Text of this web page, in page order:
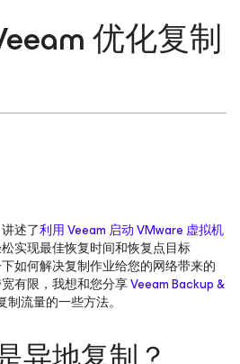
优化复制
述了利用 Veeam 启动 VMware 虚拟机
实现最佳恢复时间和恢复点目标
如何解决复制作业给您的网络带来的
有限，我想和您分享Veeam Backup &
流量的一些方法。